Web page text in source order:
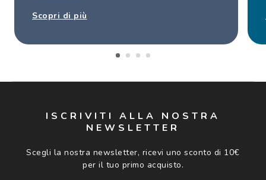
Scopri di più
ISCRIVITI ALLA NOSTRA
NEWSLETTER
Scegli la nostra newsletter, ricevi uno sconto di 10€
per il tuo primo acquisto.